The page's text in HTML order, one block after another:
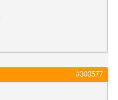
#300577